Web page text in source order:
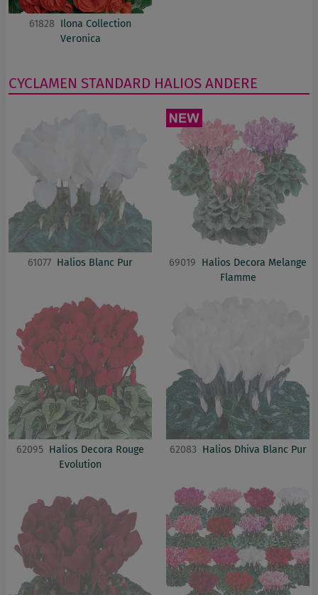
61828 Ilona Collection
Veronica
CYCLAMEN STANDARD HALIOS ANDERE
61077 Halios Blanc Pur 69019 Halios Decora Melange
Flamme
62095 Halios Decora Rouge
Evolution
62083 Halios Dhiva Blanc Pur